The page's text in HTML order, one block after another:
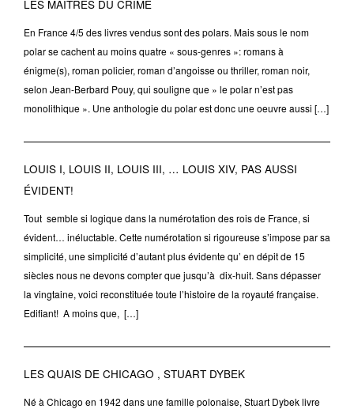
LES MAÎTRES DU CRIME
En France 4/5 des livres vendus sont des polars. Mais sous le nom
polar se cachent au moins quatre « sous-genres »: romans à
énigme(s), roman policier, roman d’angoisse ou thriller, roman noir,
selon Jean-Berbard Pouy, qui souligne que » le polar n’est pas
monolithique ». Une anthologie du polar est donc une oeuvre aussi […]
LOUIS I, LOUIS II, LOUIS III, … LOUIS XIV, PAS AUSSI
ÉVIDENT!
Tout semble si logique dans la numérotation des rois de France, si
évident… inéluctable. Cette numérotation si rigoureuse s’impose par sa
simplicité, une simplicité d’autant plus évidente qu’ en dépit de 15
siècles nous ne devons compter que jusqu’à dix-huit. Sans dépasser
la vingtaine, voici reconstituée toute l’histoire de la royauté française.
Edifiant! A moins que, […]
LES QUAIS DE CHICAGO , STUART DYBEK
Né à Chicago en 1942 dans une famille polonaise, Stuart Dybek livre